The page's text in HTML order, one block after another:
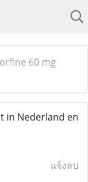
60 mg
in Nederland en
แจ้งลบ